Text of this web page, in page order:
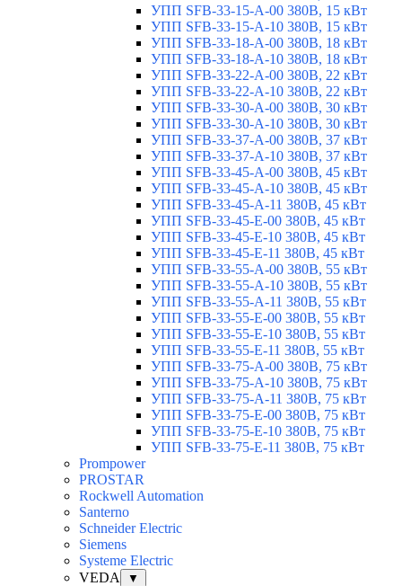
УПП SFB-33-15-A-00 380В, 15 кВт
УПП SFB-33-15-A-10 380В, 15 кВт
УПП SFB-33-18-A-00 380В, 18 кВт
УПП SFB-33-18-A-10 380В, 18 кВт
УПП SFB-33-22-A-00 380В, 22 кВт
УПП SFB-33-22-A-10 380В, 22 кВт
УПП SFB-33-30-A-00 380В, 30 кВт
УПП SFB-33-30-A-10 380В, 30 кВт
УПП SFB-33-37-A-00 380В, 37 кВт
УПП SFB-33-37-A-10 380В, 37 кВт
УПП SFB-33-45-A-00 380В, 45 кВт
УПП SFB-33-45-A-10 380В, 45 кВт
УПП SFB-33-45-A-11 380В, 45 кВт
УПП SFB-33-45-E-00 380В, 45 кВт
УПП SFB-33-45-E-10 380В, 45 кВт
УПП SFB-33-45-E-11 380В, 45 кВт
УПП SFB-33-55-A-00 380В, 55 кВт
УПП SFB-33-55-A-10 380В, 55 кВт
УПП SFB-33-55-A-11 380В, 55 кВт
УПП SFB-33-55-E-00 380В, 55 кВт
УПП SFB-33-55-E-10 380В, 55 кВт
УПП SFB-33-55-E-11 380В, 55 кВт
УПП SFB-33-75-A-00 380В, 75 кВт
УПП SFB-33-75-A-10 380В, 75 кВт
УПП SFB-33-75-A-11 380В, 75 кВт
УПП SFB-33-75-E-00 380В, 75 кВт
УПП SFB-33-75-E-10 380В, 75 кВт
УПП SFB-33-75-E-11 380В, 75 кВт
Prompower
PROSTAR
Rockwell Automation
Santerno
Schneider Electric
Siemens
Systeme Electric
VEDA
▼